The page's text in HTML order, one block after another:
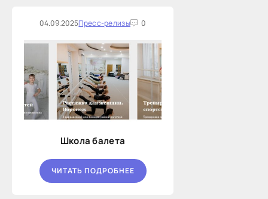
04.09.2025Пресс-релизы 0
Школа балета
ЧИТАТЬ ПОДРОБНЕЕ